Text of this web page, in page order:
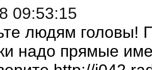
09:53:15
людям головы!
надо прямые